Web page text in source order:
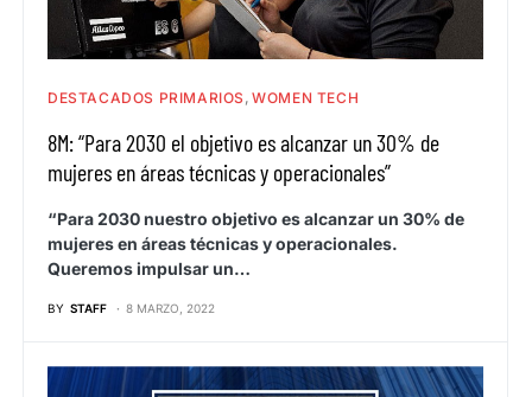
DESTACADOS PRIMARIOS WOMEN TECH
8M: “Para 2030 el objetivo es alcanzar un 30% de
mujeres en áreas técnicas y operacionales”
“Para 2030 nuestro objetivo es alcanzar un 30% de
mujeres en áreas técnicas y operacionales.
Queremos impulsar un…
BY STAFF 8 MARZO, 2022